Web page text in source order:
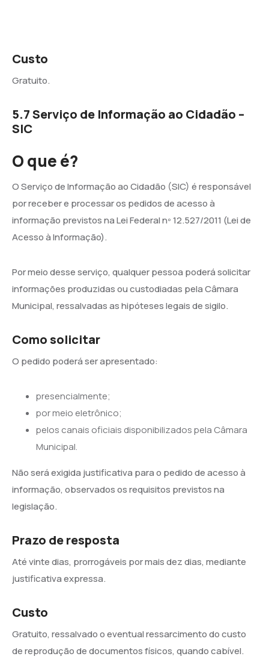
Custo
Gratuito.
5.7 Serviço de Informação ao Cidadão –
SIC
O que é?
O Serviço de Informação ao Cidadão (SIC) é responsável
por receber e processar os pedidos de acesso à
informação previstos na Lei Federal nº 12.527/2011 (Lei de
Acesso à Informação).
Por meio desse serviço, qualquer pessoa poderá solicitar
informações produzidas ou custodiadas pela Câmara
Municipal, ressalvadas as hipóteses legais de sigilo.
Como solicitar
O pedido poderá ser apresentado:
presencialmente;
por meio eletrônico;
pelos canais oficiais disponibilizados pela Câmara
Municipal.
Não será exigida justificativa para o pedido de acesso à
informação, observados os requisitos previstos na
legislação.
Prazo de resposta
Até vinte dias, prorrogáveis por mais dez dias, mediante
justificativa expressa.
Custo
Gratuito, ressalvado o eventual ressarcimento do custo
de reprodução de documentos físicos, quando cabível.